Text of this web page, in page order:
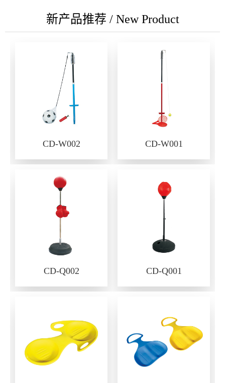
新产品推荐 / New Product
CD-W002 CD-W001
CD-Q002 CD-Q001